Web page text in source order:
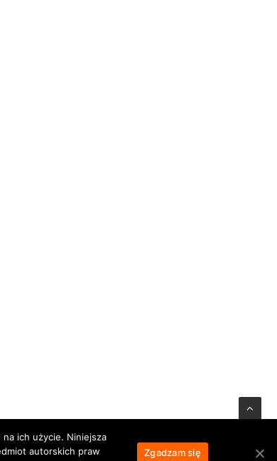
ich użycie. Niniejsza
autorskich praw
Zgadzam się